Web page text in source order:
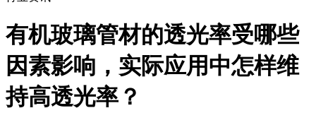
有机玻璃管材的透光率受哪些
因素影响，实际应用中怎样维
持高透光率？